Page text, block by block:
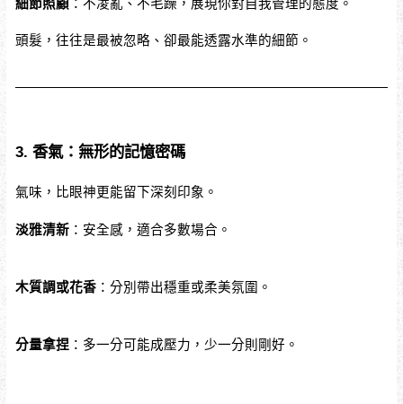
細節照顧：不凌亂、不毛躁，展現你對自我管理的態度。
頭髮，往往是最被忽略、卻最能透露水準的細節。
3. 香氣：無形的記憶密碼
氣味，比眼神更能留下深刻印象。
淡雅清新：安全感，適合多數場合。
木質調或花香：分別帶出穩重或柔美氛圍。
分量拿捏：多一分可能成壓力，少一分則剛好。